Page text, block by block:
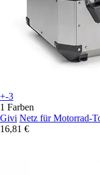
+-3
1 Farben
Givi Netz für Motorrad-
16,81 €